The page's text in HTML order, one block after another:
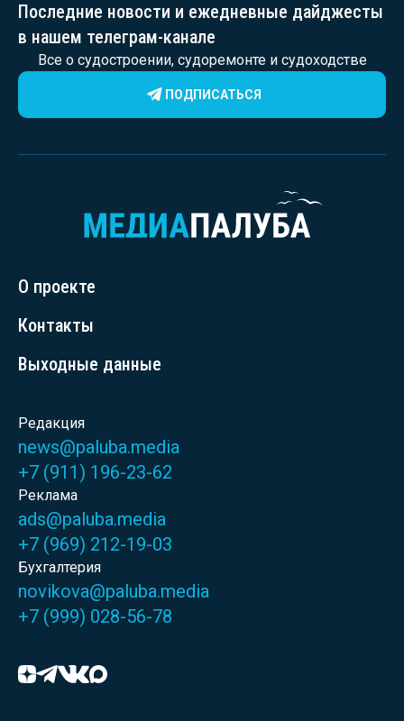
Последние новости и ежедневные дайджесты
в нашем телеграм-канале
Все о судостроении, судоремонте и судоходстве
ПОДПИСАТЬСЯ
О проекте
Контакты
Выходные данные
Редакция
news@paluba.media
+7 (911) 196-23-62
Реклама
ads@paluba.media
+7 (969) 212-19-03
Бухгалтерия
novikova@paluba.media
+7 (999) 028-56-78